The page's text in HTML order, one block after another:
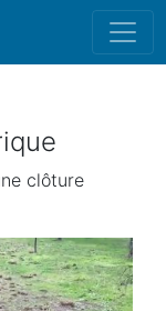
clôture